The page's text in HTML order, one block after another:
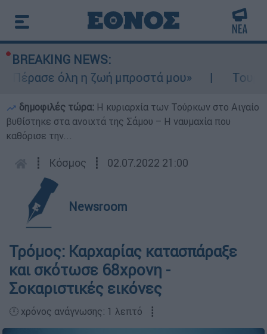
BREAKING NEWS:
όλη η ζωή μπροστά μου»
δημοφιλές τώρα: Η κυριαρχία των Τούρκων στο Αιγαίο
βυθίστηκε στα ανοιχτά της Σάμου – Η ναυμαχία που
καθόρισε την...
┋ Κόσμος ┋ 02.07.2022 21:00
Newsroom
Τρόμος: Καρχαρίας κατασπάραξε
και σκότωσε 68χρονη -
Σοκαριστικές εικόνες
🕛 χρόνος ανάγνωσης: 1 λεπτό ┋